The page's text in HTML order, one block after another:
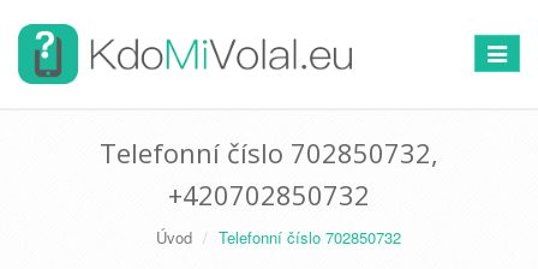
Telefonní číslo 702850732,
+420702850732
Úvod Telefonní číslo 702850732